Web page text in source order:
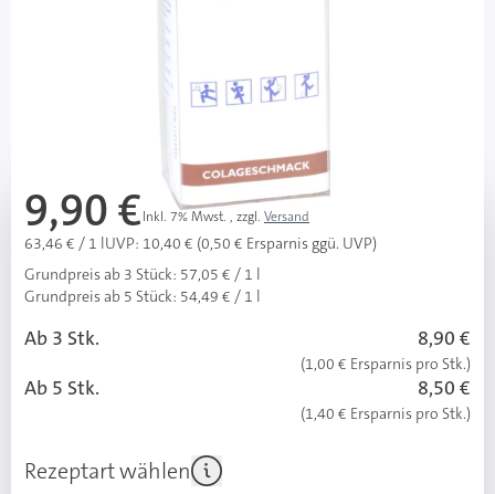
PZN: 11216996 / Diashop.de Kat.-Nr.
Lieferzeit 1-3 Werktage
Mehr über das Produkt
9,90 €Inkl. 7% Mwst. , zzgl. Versand
63,46 € / 1 lUVP: 10,40 € (0,50 € Ersparnis ggü. UVP)
Grundpreis ab 3 Stück: 57,05 € / 1 l
Grundpreis ab 5 Stück: 54,49 € / 1 l
Ab 3 Stk. 8,90 €
(1,00 € Ersparnis pro Stk.)
Ab 5 Stk. 8,50 €
(1,40 € Ersparnis pro Stk.)
Rezeptart wählen